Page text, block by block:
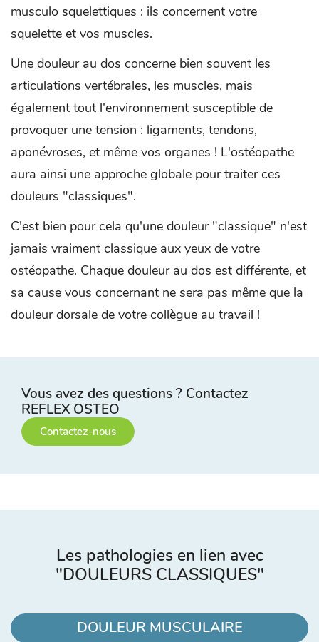
musculo squelettiques : ils concernent votre
squelette et vos muscles.
Une douleur au dos concerne bien souvent les
articulations vertébrales, les muscles, mais
également tout l'environnement susceptible de
provoquer une tension : ligaments, tendons,
aponévroses, et même vos organes ! L'ostéopathe
aura ainsi une approche globale pour traiter ces
douleurs "classiques".
C'est bien pour cela qu'une douleur "classique" n'est
jamais vraiment classique aux yeux de votre
ostéopathe. Chaque douleur au dos est différente, et
sa cause vous concernant ne sera pas même que la
douleur dorsale de votre collègue au travail !
Vous avez des questions ? Contactez
REFLEX OSTEO
Contactez-nous
Les pathologies en lien avec
"DOULEURS CLASSIQUES"
DOULEUR MUSCULAIRE